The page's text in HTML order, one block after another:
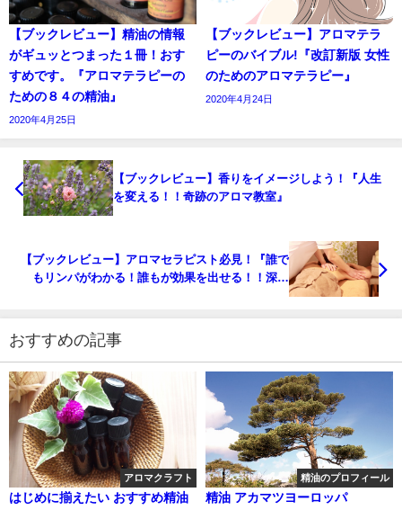
【ブックレビュー】精油の情報
がギュッとつまった１冊！おす
すめです。『アロマテラピーの
ための８４の精油』
2020年4月25日
【ブックレビュー】アロマテラ
ピーのバイブル!『改訂新版 女性
のためのアロマテラピー』
2020年4月24日
【ブックレビュー】香りをイメージしよう！『人生
を変える！！奇跡のアロマ教室』
【ブックレビュー】アロマセラピスト必見！『誰で
もリンパがわかる！誰もが効果を出せる！！深部
おすすめの記事
アロマクラフト
はじめに揃えたい おすすめ精油
精油のプロフィール
精油 アカマツヨーロッパ